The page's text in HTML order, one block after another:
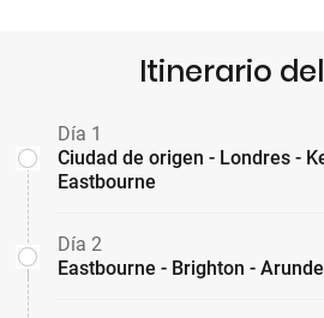
Itinerario
Día 1
Ciudad de origen - Londres -
Eastbourne
Día 2
Eastbourne - Brighton -